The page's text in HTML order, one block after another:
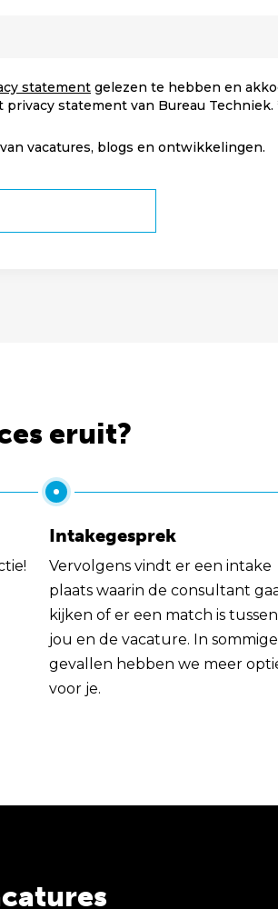
statement gelezen te hebben en
statement van Bureau Techniek.
vacatures, blogs en ontwikkelingen.
eruit?
Intakegesprek
Vervolgens vindt er een intake
plaats waarin de consultant
kijken of er een match is tussen
jou en de vacature. In sommige
gevallen hebben we meer
voor je.